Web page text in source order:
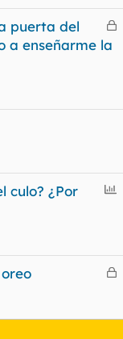
C
d
puerta del
a enseñarme la
E
e
s
culo? ¿Por
C
r